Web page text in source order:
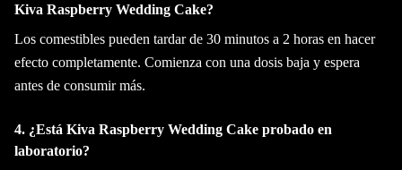
Kiva Raspberry Wedding Cake?
Los comestibles pueden tardar de 30 minutos a 2 horas en hacer
efecto completamente. Comienza con una dosis baja y espera
antes de consumir más.
4. ¿Está Kiva Raspberry Wedding Cake probado en
laboratorio?